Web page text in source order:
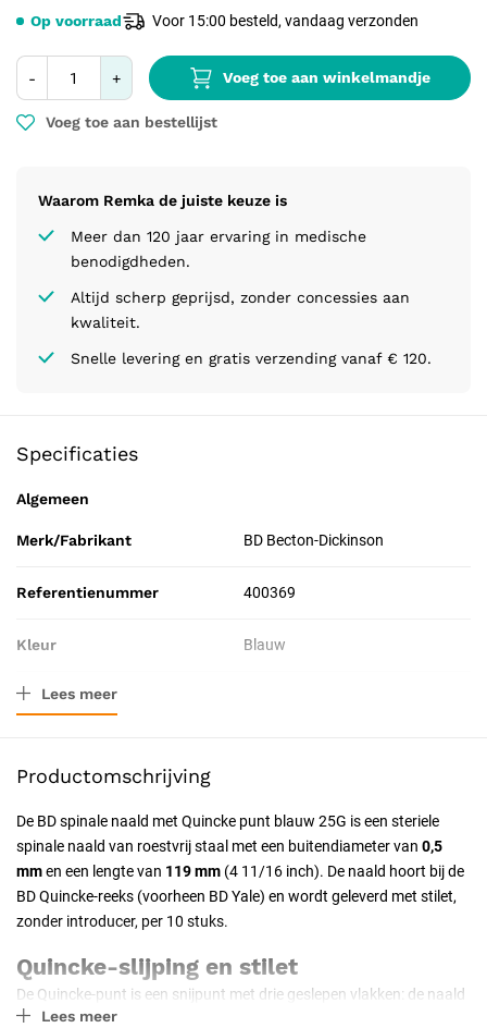
- + Voeg toe aan winkelmandje
Voeg toe aan bestellijst
Waarom Remka de juiste keuze is
Meer dan 120 jaar ervaring in medische
benodigdheden.
Altijd scherp geprijsd, zonder concessies aan
kwaliteit.
Snelle levering en gratis verzending vanaf € 120.
Op voorraad Voor 15:00 besteld, vandaag verzonden
geleverd zonder introducer, per 10 stuks.
Specificaties
Algemeen
Merk/Fabrikant BD Becton-Dickinson
Referentienummer 400369
Kleur Blauw
Materiaal
Resorbeerbaar (hechtdraad) Nee
Geschiktheid
Voor eenmalig gebruik,
Uitvoering
Lees meer
Productomschrijving
De BD spinale naald met Quincke punt blauw 25G is een steriele
spinale naald van roestvrij staal met een buitendiameter van 0,5
mmen een lengte van 119 mm (4 11/16 inch). De naald hoort bij de
BD Quincke-reeks (voorheen BD Yale) en wordt geleverd met stilet,
zonder introducer, per 10 stuks.
Quincke-slijping en stilet
De Quincke-punt is een snijpunt met drie geslepen vlakken: de naald
snijdt de dura in plaats van de vezels opzij te duwen. Dat vraagt
Lees meer